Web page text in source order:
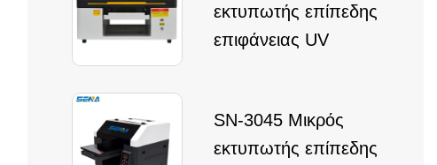
εκτυπωτής επίπεδης
επιφάνειας UV
SN-3045 Μικρός
εκτυπωτής επίπεδης